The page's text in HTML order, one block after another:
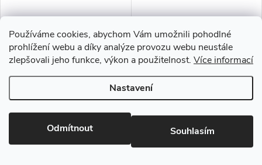
Používáme cookies, abychom Vám umožnili pohodlné
prohlížení webu a díky analýze provozu webu neustále
zlepšovali jeho funkce, výkon a použitelnost. Více informací
Nastavení
Odmítnout Souhlasím
mm